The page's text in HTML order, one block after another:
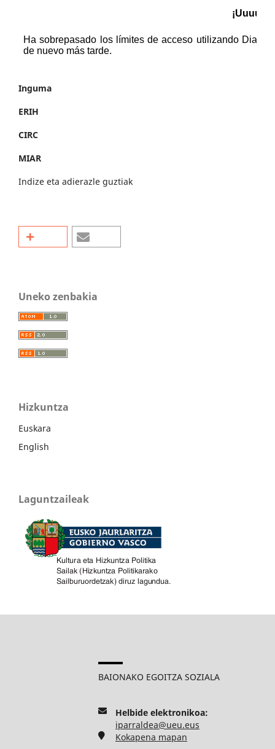
Inguma
ERIH
CIRC
MIAR
Indize eta adierazle guztiak
Uneko zenbakia
Hizkuntza
Euskara
English
Laguntzaileak
BAIONAKO EGOITZA SOZIALA
Helbide elektronikoa:
iparraldea@ueu.eus
Kokapena mapan